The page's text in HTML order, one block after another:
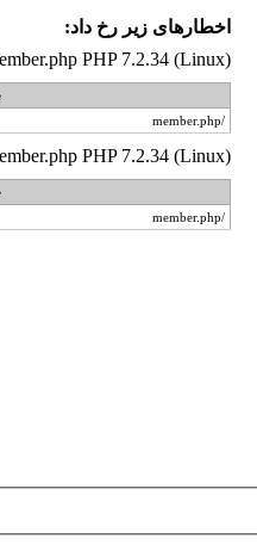
اخطار‌های زیر رخ داد:
PHP 7.2.34 (Linux)
/member.php
PHP 7.2.34 (Linux)
/member.php